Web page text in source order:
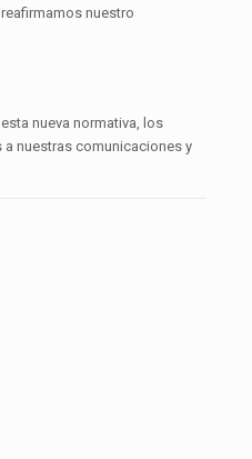
nuestro
nueva normativa, los
nuestras comunicaciones y